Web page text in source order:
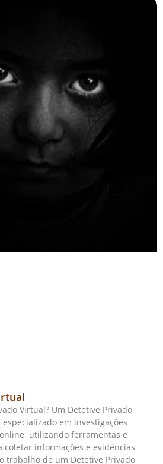
Virtual? Um Detetive Privado
em investigações
utilizando ferramentas e
coletar informações e evidências
trabalho de um Detetive Privado